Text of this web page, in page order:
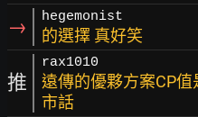
→ hegemonist
的選擇 真好笑
推
rax1010
遠傳的優夥方案CP
市話